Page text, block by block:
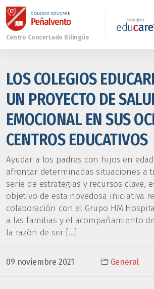
LOS COLEGIOS
UN PROYECTO DE
EMOCIONAL EN SUS
CENTROS EDUCATIVOS
Ayudar a los padres con hijos en
afrontar determinadas situaciones a
serie de estrategias y recursos clave,
objetivo de esta novedosa iniciativa
colaboración con el Grupo HM
a las familias y el acompañamiento
la razón de ser […]
09 noviembre 2021 General